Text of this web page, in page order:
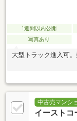
1週間以内公開
写真あり
大型トラック進入可
中古売マンシ
イーストコ